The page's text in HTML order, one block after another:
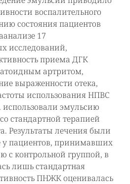
воспалительного
состояния пациентов
17
исследований,
приема ДГК
артритом,
выраженности отека,
использования НПВС
использовали эмульсию
стандартной терапией
Результаты лечения были
у пациентов, принимавших
с контрольной группой, в
лишь стандартная
ПНЖК оценивалась